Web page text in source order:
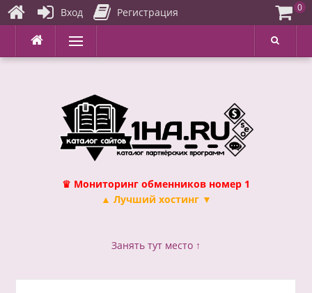
Перейти
содержимому
Меню
♛ Мониторинг обменников номер 1
▲ Лучший хостинг ▼
Занять тут место ↑
Вход Регистрация 0